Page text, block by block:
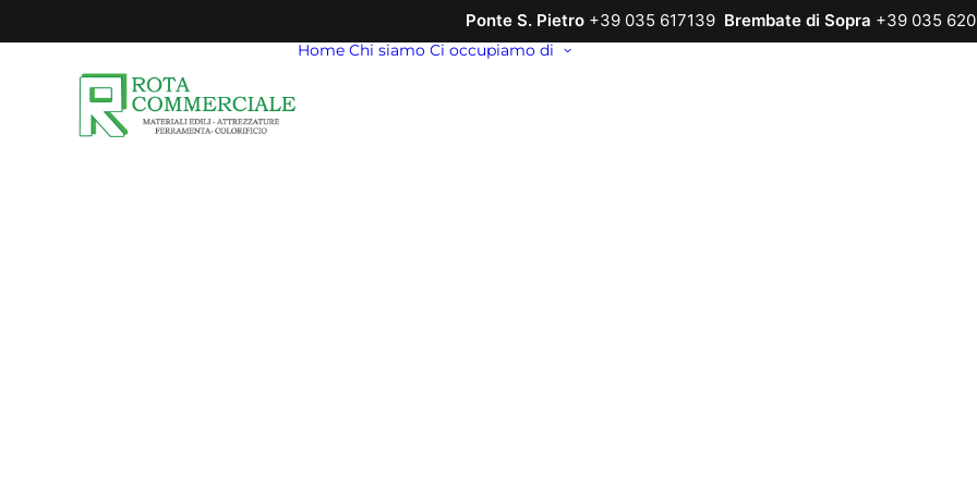
Ponte S. Pietro +39 035 617139 Brembate di Sopra +39 035
Home Chi siamo Ci occupiamo di